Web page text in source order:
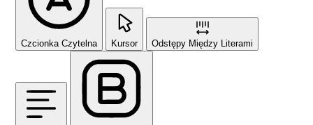
Czcionka Czytelna Kursor Odstępy Między Literami